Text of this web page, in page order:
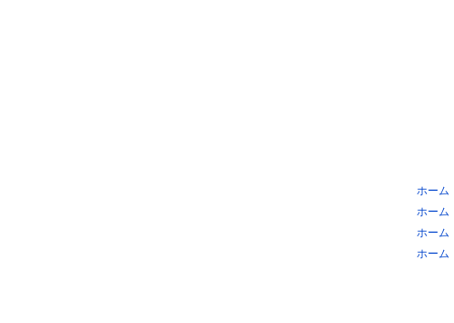
ホーム
ホーム
ホーム
ホーム